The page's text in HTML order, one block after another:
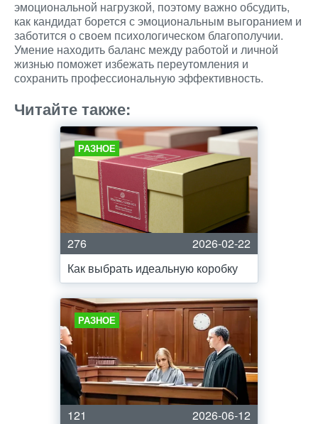
эмоциональной нагрузкой, поэтому важно обсудить,
как кандидат борется с эмоциональным выгоранием и
заботится о своем психологическом благополучии.
Умение находить баланс между работой и личной
жизнью поможет избежать переутомления и
сохранить профессиональную эффективность.
Читайте также:
РАЗНОЕ
276
2026-02-22
Как выбрать идеальную коробку
РАЗНОЕ
121
2026-06-12